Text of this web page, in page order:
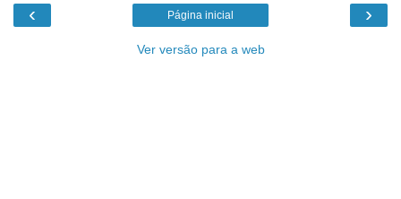
‹ ›
Página inicial
Ver versão para a web